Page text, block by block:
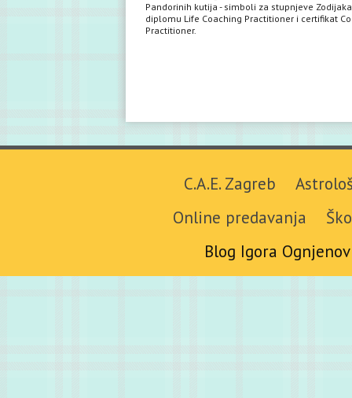
Pandorinih kutija - simboli za stupnjeve
diplomu Life Coaching Practitioner i certifikat
Practitioner.
C.A.E. Zagreb
Online predavanja
Blog Igora